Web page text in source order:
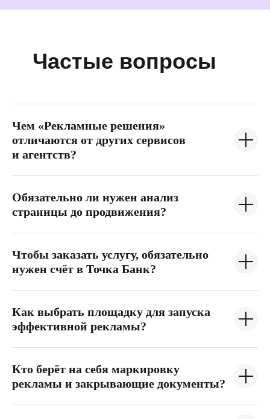
Частые вопросы
Чем «Рекламные решения»
отличаются от других сервисов
и агентств?
Обязательно ли нужен анализ
страницы до продвижения?
Чтобы заказать услугу, обязательно
нужен счёт в Точка Банк?
Как выбрать площадку для запуска
эффективной рекламы?
Кто берёт на себя маркировку
рекламы и закрывающие документы?